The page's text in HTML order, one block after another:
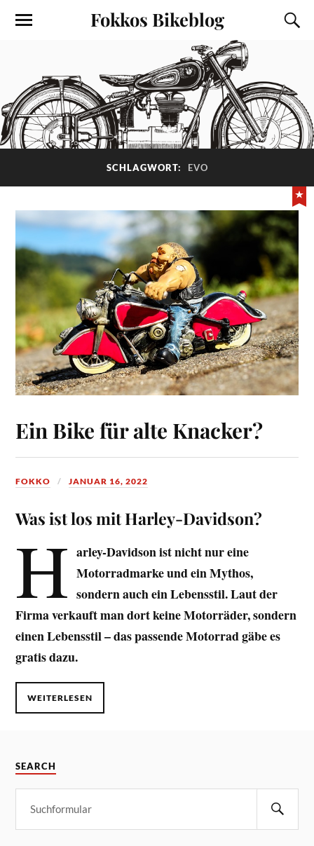
Fokkos Bikeblog
SCHLAGWORT: EVO
Ein Bike für alte Knacker?
FOKKO JANUAR 16, 2022
Was ist los mit Harley-Davidson?
H arley-Davidson ist nicht nur eine
Motorradmarke und ein Mythos,
sondern auch ein Lebensstil. Laut der
Firma verkauft man dort keine Motorräder, sondern
einen Lebensstil – das passende Motorrad gäbe es
gratis dazu.
WEITERLESEN
SEARCH